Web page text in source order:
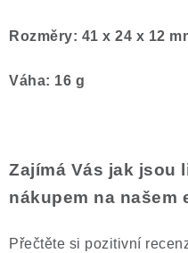
Rozměry: 41 x 24 x 12
Váha: 16 g
Zajímá Vás jak jsou
nákupem na našem
Přečtěte si pozitivní